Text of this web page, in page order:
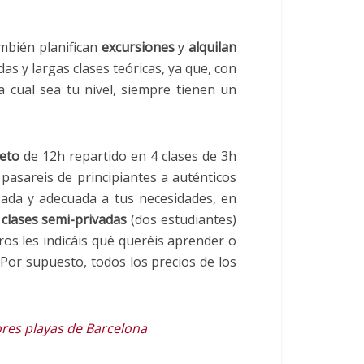
planifican excursionesy alquilan
y largas clases teóricas, ya que, con
cual sea tu nivel, siempre tienen un
de 12h repartido en 4 clases de 3h
de principiantes a auténticos
y adecuada a tus necesidades, en
clases semi-privadas (dos estudiantes)
les indicáis qué queréis aprender o
supuesto, todos los precios de los
playas de Barcelona